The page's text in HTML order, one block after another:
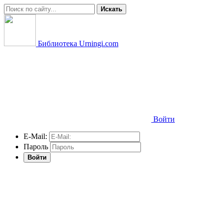
Искать
Библиотека Urningi.com
Войти
E-Mail:
Пароль
Войти